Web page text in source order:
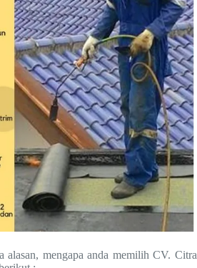
alasan, mengapa anda memilih CV. Citra